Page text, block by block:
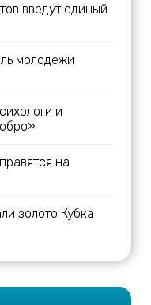
введут единый
молодёжи
и
на
золото Кубка